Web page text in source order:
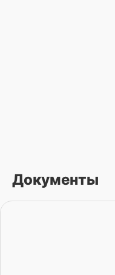
Документы